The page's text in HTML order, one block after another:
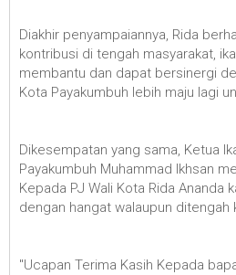
Diakhir penyampaiannya, Rida
kontribusi di tengah masyarakat,
membantu dan dapat bersinergi
Kota Payakumbuh lebih maju lagi
Dikesempatan yang sama, Ketua
Payakumbuh Muhammad Ikhsan
Kepada PJ Wali Kota Rida Ananda
dengan hangat walaupun ditengah
"Ucapan Terima Kasih Kepada